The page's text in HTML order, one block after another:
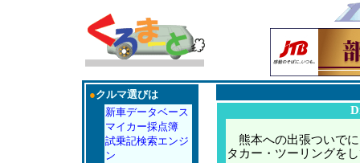
●クルマ選びは
新車データベース
マイカー採点簿
試乗記検索エンジ
ン
熊本への出張ついで
タカー・ツーリングを